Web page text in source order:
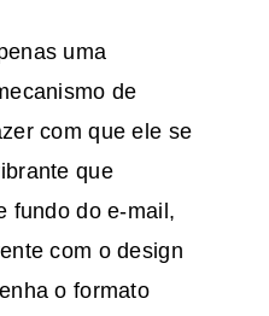
uma
de
com que ele se
que
fundo do e-mail,
com o design
o formato